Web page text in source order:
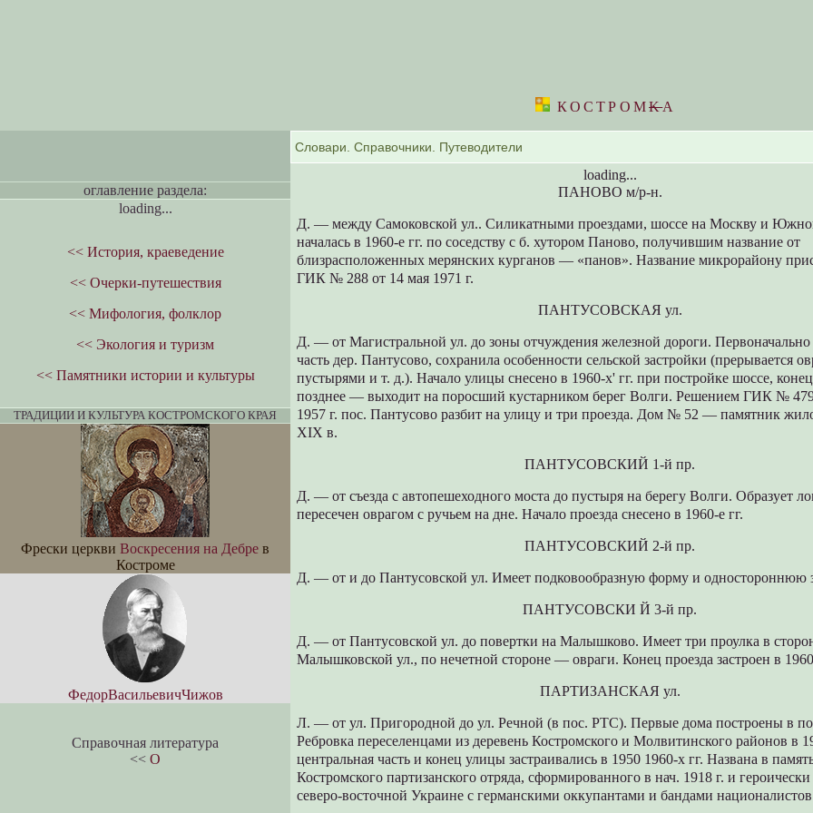
КОСТРОМKА
loading...
ПАНОВО м/р-н.
Д. — между Самоковской ул.. Силикатными проездами, шоссе на Москву и
началась в 1960-е гг. по соседству с б. хутором Паново, получившим название от
близрасположенных мерянских курганов — «панов». Название микрорайону
ГИК № 288 от 14 мая 1971 г.
ПАНТУСОВСКАЯ ул.
Д. — от Магистральной ул. до зоны отчуждения железной дороги.
часть дер. Пантусово, сохранила особенности сельской застройки (прерывается
пустырями и т. д.). Начало улицы снесено в 1960-х' гг. при постройке шоссе, конец
позднее — выходит на поросший кустарником берег Волги. Решением ГИК №
1957 г. пос. Пантусово разбит на улицу и три проезда. Дом № 52 — памятник
XIX в.
ПАНТУСОВСКИЙ 1-й пр.
Д. — от съезда с автопешеходного моста до пустыря на берегу Волги. Образует
пересечен оврагом с ручьем на дне. Начало проезда снесено в 1960-е гг.
ПАНТУСОВСКИЙ 2-й пр.
Д. — от и до Пантусовской ул. Имеет подковообразную форму и одностороннюю
ПАНТУСОВСКИ Й 3-й пр.
Д. — от Пантусовской ул. до повертки на Малышково. Имеет три проулка в
Малышковской ул., по нечетной стороне — овраги. Конец проезда застроен в
ПАРТИЗАНСКАЯ ул.
Л. — от ул. Пригородной до ул. Речной (в пос. РТС). Первые дома построены в
Ребровка переселенцами из деревень Костромского и Молвитинского районов в
центральная часть и конец улицы застраивались в 1950 1960-х гг. Названа в
Костромского партизанского отряда, сформированного в нач. 1918 г. и
северо-восточной Украине с германскими оккупантами и бандами
оглавление раздела:
loading...
<< История, краеведение
<< Очерки-путешествия
<< Мифология, фолклор
<< Экология и туризм
<< Памятники истории и культуры
ТРАДИЦИИ И КУЛЬТУРА КОСТРОМСКОГО КРАЯ
Фрески церкви Воскресения на Дебре в
Костроме
ФедорВасильевичЧижов
Справочная литература
<< О